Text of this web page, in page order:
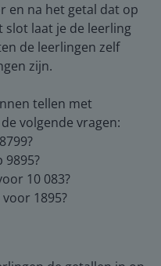
en na het getal dat op
slot laat je de leerling
de leerlingen zelf
zijn.
tellen met
volgende vragen:
9895?
10 083?
1895?